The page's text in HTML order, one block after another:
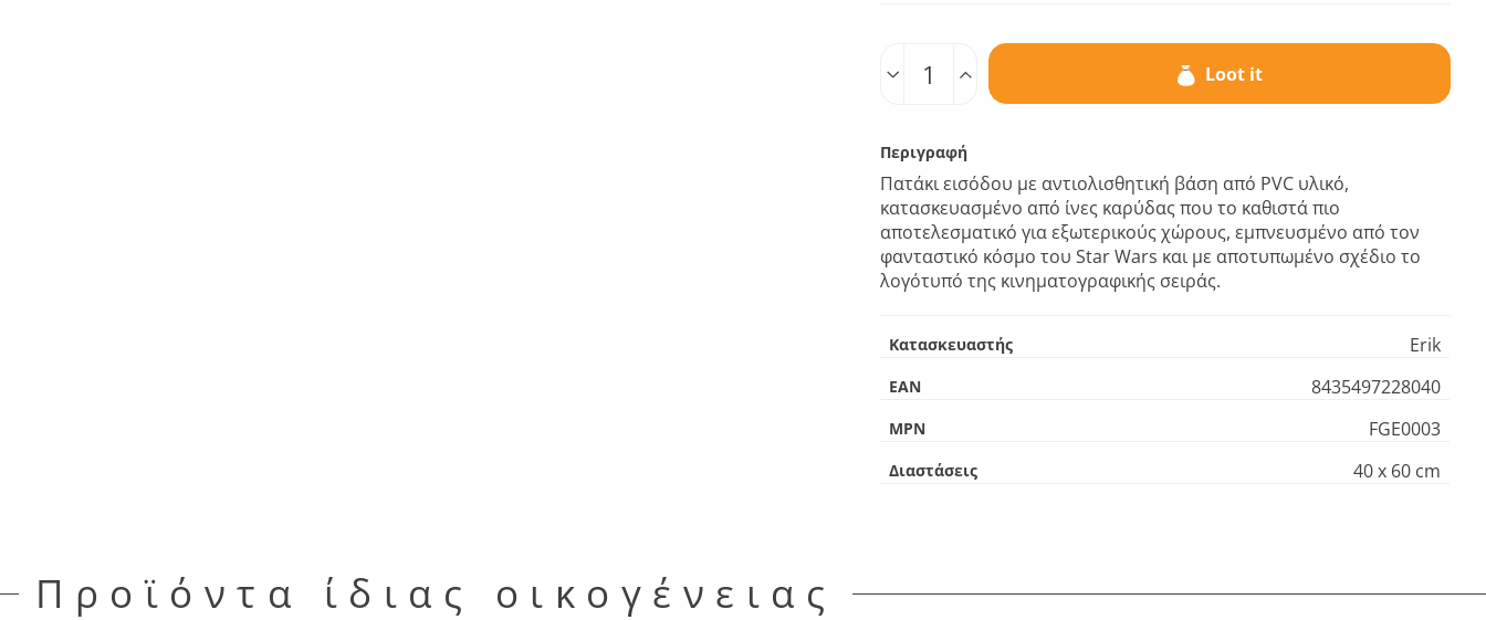
Loot it
Περιγραφή
Πατάκι εισόδου με αντιολισθητική βάση από PVC υλικό,
κατασκευασμένο από ίνες καρύδας που το καθιστά πιο
αποτελεσματικό για εξωτερικούς χώρους, εμπνευσμένο από τον
φανταστικό κόσμο του Star Wars και με αποτυπωμένο σχέδιο το
λογότυπό της κινηματογραφικής σειράς.
Κατασκευαστής Erik
EAN 8435497228040
MPN FGE0003
Διαστάσεις 40 x 60 cm
Προϊόντα ίδιας οικογένειας